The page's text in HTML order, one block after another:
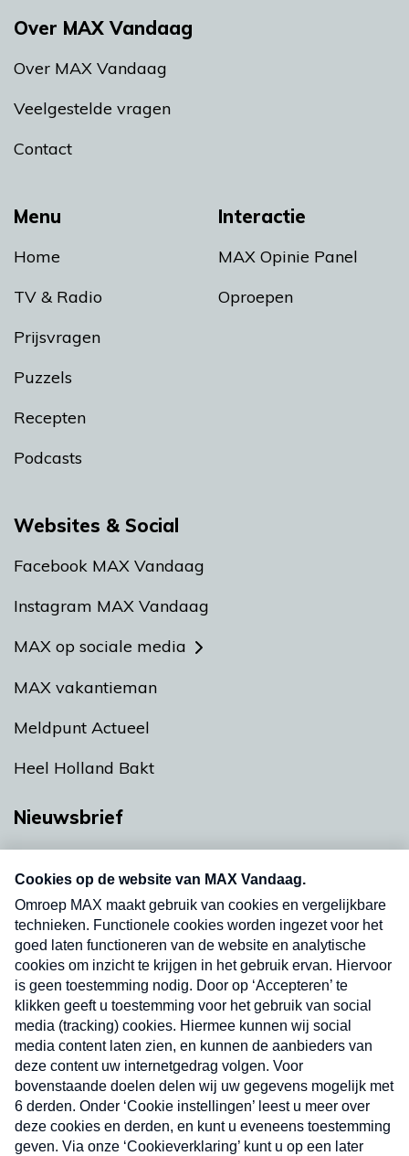
Menu
Home
TV & Radio
Prijsvragen
Puzzels
Recepten
Podcasts
Interactie
MAX Opinie Panel
Oproepen
Over MAX Vandaag
Over MAX Vandaag
Veelgestelde vragen
Contact
Websites & Social
Facebook MAX Vandaag
Instagram MAX Vandaag
MAX op sociale media
MAX vakantieman
Meldpunt Actueel
Heel Holland Bakt
Nieuwsbrief
nieuwsbrief. Elke vrijdag- en dinsdagochtend in
uw mailbox.
Verzend
Nieuwsbrief